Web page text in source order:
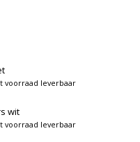
voorraad leverbaar
wit
voorraad leverbaar